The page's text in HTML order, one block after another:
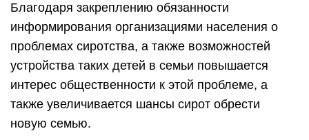
Благодаря закреплению обязанности
информирования организациями населения о
проблемах сиротства, а также возможностей
устройства таких детей в семьи повышается
интерес общественности к этой проблеме, а
также увеличивается шансы сирот обрести
новую семью.